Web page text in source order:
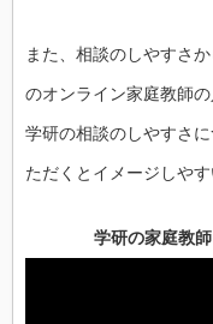
また、相談のしやすさ
のオンライン家庭教師の
学研の相談のしやすさ
ただくとイメージしやす
学研の家庭教